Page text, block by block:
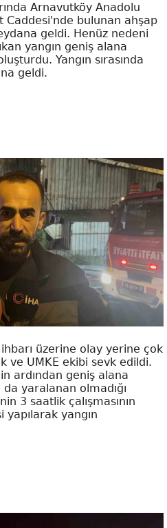
Arnavutköy Anadolu
Caddesi'nde bulunan ahşap
geldi. Henüz nedeni
yangın geniş alana
Yangın sırasında
geldi.
üzerine olay yerine çok
ve UMKE ekibi sevk edildi.
ardından geniş alana
yaralanan olmadığı
3 saatlik çalışmasının
yangın